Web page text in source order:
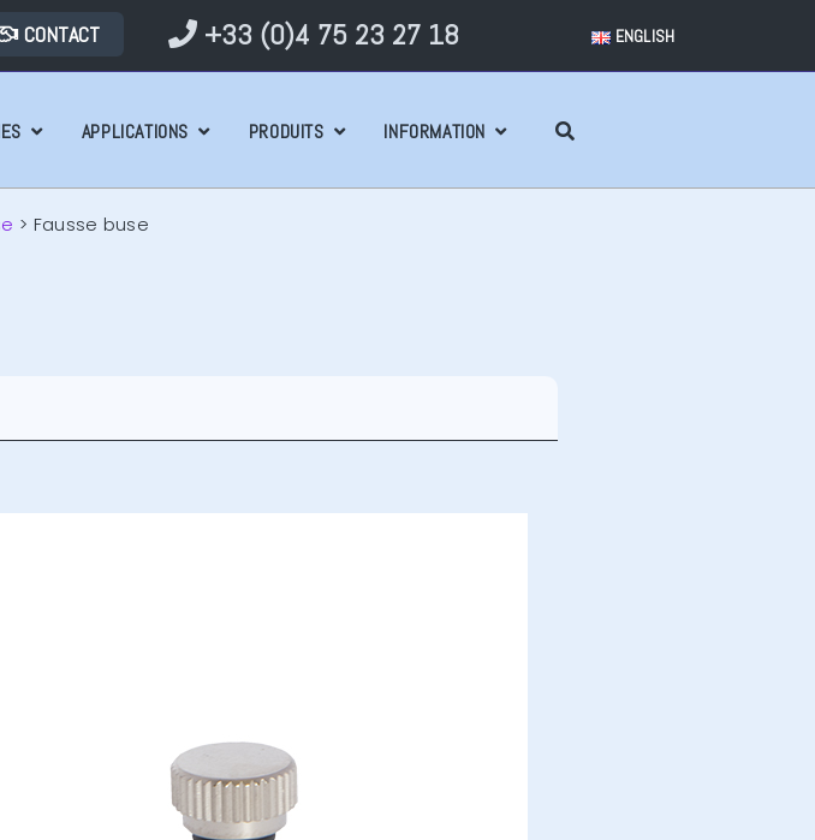
ENGLISH
CONTACT +33 (0)4 75 23 27 18
APPLICATIONS PRODUITS INFORMATION
> Fausse buse